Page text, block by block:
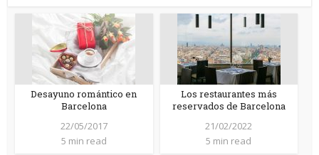
Desayuno romántico en
Barcelona
22/05/2017
5 min read
Los restaurantes más
reservados de Barcelona
21/02/2022
5 min read